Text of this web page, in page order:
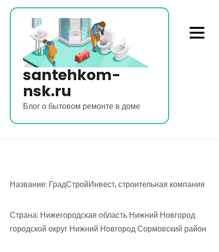
Перейти
содержимому
santehkom-
nsk.ru
Блог о бытовом ремонте в доме
Название: ГрадСтройИнвест, строительная компания
Страна: Нижегородская область Нижний Новгород
городской округ Нижний Новгород Сормовский район